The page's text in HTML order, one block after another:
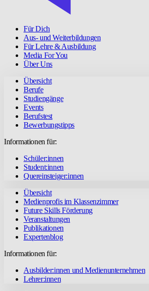
Für Dich
Aus- und Weiterbildungen
Für Lehre & Ausbildung
Media For You
Über Uns
Übersicht
Berufe
Studiengänge
Events
Berufstest
Bewerbungstipps
Informationen für:
Schüler:innen
Student:innen
Quereinsteiger:innen
Übersicht
Medienprofis im Klassenzimmer
Future Skills Förderung
Veranstaltungen
Publikationen
Expertenblog
Informationen für:
Ausbilder:innen und Medienunternehmen
Lehrer:innen